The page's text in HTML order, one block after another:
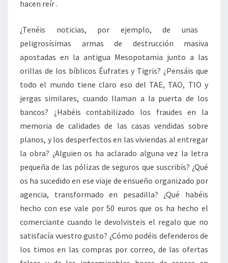
hacen reír .
¿Tenéis noticias, por ejemplo, de unas
peligrosísimas armas de destrucción masiva
apostadas en la antigua Mesopotamia junto a las
orillas de los bíblicos Éufrates y Tigris? ¿Pensáis que
todo el mundo tiene claro eso del TAE, TAO, TIO y
jergas similares, cuando llaman a la puerta de los
bancos? ¿Habéis contabilizado los fraudes en la
memoria de calidades de las casas vendidas sobre
planos, y los desperfectos en las viviendas al entregar
la obra? ¿Alguien os ha aclarado alguna vez la letra
pequeña de las pólizas de seguros que suscribís? ¿Qué
os ha sucedido en ese viaje de ensueño organizado por
agencia, transformado en pesadilla? ¿Qué habéis
hecho con ese vale por 50 euros que os ha hecho el
comerciante cuando le devolvisteis el regalo que no
satisfacía vuestro gusto? ¿Cómo podéis defenderos de
los timos en las compras por correo, de las ofertas